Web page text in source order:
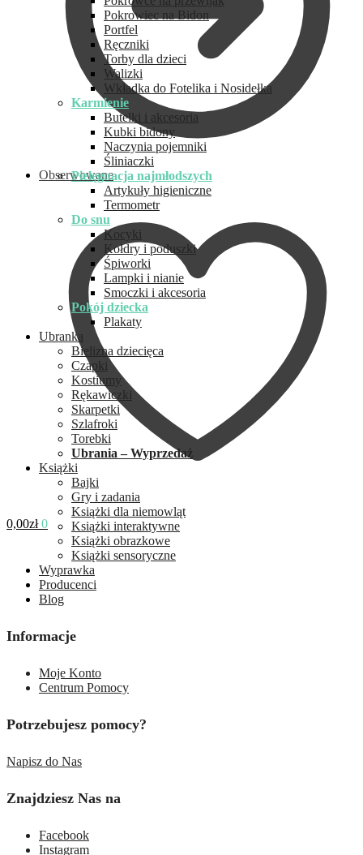
Obserwowane
0,00zł 0
Pokrowiec na Bidon
Portfel
Ręczniki
Torby dla dzieci
Walizki
Wkładka do Fotelika i Nosidełka
Karmienie
Butelki i akcesoria
Kubki bidony
Naczynia pojemniki
Śliniaczki
Pielęgnacja najmłodszych
Artykuły higieniczne
Termometr
Do snu
Kocyki
Kołdry i poduszki
Śpiworki
Lampki i nianie
Smoczki i akcesoria
Pokój dziecka
Plakaty
Ubranka
Bielizna dziecięca
Czapki
Kostiumy
Rękawiczki
Skarpetki
Szlafroki
Torebki
Ubrania – Wyprzedaż
Książki
Bajki
Gry i zadania
Książki dla niemowląt
Książki interaktywne
Książki obrazkowe
Książki sensoryczne
Wyprawka
Producenci
Blog
Informacje
Moje Konto
Centrum Pomocy
Potrzebujesz pomocy?
Napisz do Nas
Znajdziesz Nas na
Facebook
Instagram